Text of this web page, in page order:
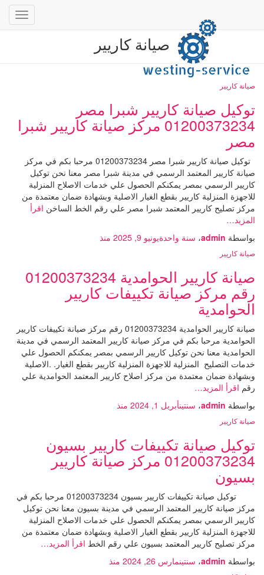
تبديل
صيانة كاريير
صيانة كاريير
توكيل صيانة كاريير شبرا مصر
01200373234 مركز صيانة كاريير شبرا
مصر
توكيل صيانة كاريير شبرا مصر 01200373234 مرحبا بكم في مركز
صيانة كاريير المعتمد الرسمي في مدينة شبرا مصر معنا نحن توكيل
كاريير الرسمي بمصر يمكنكم الحصول علي خدمات الاصلاح المنزلية
للاجهزة المنزلية كاريير بقطع الغيار الاصلية وبشهادة ضمان معتمدة من
مركز تصليح كاريير المعتمد شبرا مصر علي رقم الخط الساخن اقرأ
المزيد…
بواسطة admin، سنة واحدةيونيو 9, 2025 منذ
صيانة كاريير
صيانة كاريير الحوامدية 01200373234
رقم مركز صيانة تكييفات كاريير
الحوامدية
صيانة كاريير الحوامدية 01200373234 رقم مركز صيانة تكييفات كاريير
الحوامدية مرحبا بكم في مركز صيانة كاريير المعتمد الرسمي في مدينة
الحوامدية معنا نحن توكيل كاريير الرسمي بمصر يمكنكم الحصول علي
خدمات التصليح المنزلية للاجهزة المنزلية كاريير بقطع الغيار. .الاصلية
وبشهادة ضمان معتمدة من مركز اصلاح كاريير المعتمد الحوامدية علي
رقم اقرأ المزيد…
بواسطة admin، سنتينأبريل 1, 2024 منذ
صيانة كاريير
توكيل صيانة تكييفات كاريير بسيون
01200373234 مركز صيانة كاريير
بسيون
توكيل صيانة تكييفات كاريير بسيون 01200373234 مرحبا بكم في
مركز صيانة كاريير المعتمد الرسمي في مدينة بسيون معنا نحن توكيل
كاريير الرسمي بمصر يمكنكم الحصول علي خدمات الاصلاح المنزلية
للاجهزة المنزلية كاريير بقطع الغيار الاصلية وبشهادة ضمان معتمدة من
مركز تصليح كاريير المعتمد بسيون علي رقم الخط اقرأ المزيد…
بواسطة admin، سنتينمارس 26, 2024 منذ